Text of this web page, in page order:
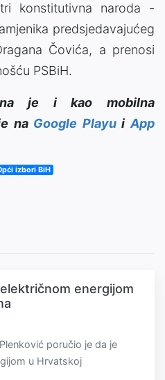
konstitutivna naroda -
predsjedavajućeg
Čovića, a prenosi
PSBiH.
je i kao mobilna
na Google PlayuiApp
izbori BiH
energijom
poručio je da je
u Hrvatskoj